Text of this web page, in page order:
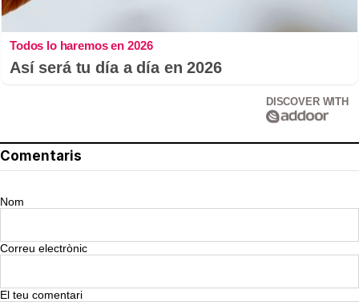
Todos lo haremos en 2026
Así será tu día a día en 2026
DISCOVER WITH
Comentaris
Nom
Correu electrònic
El teu comentari